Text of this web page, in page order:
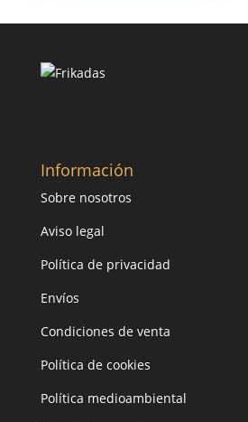
Información
Sobre nosotros
Aviso legal
Política de privacidad
Envíos
Condiciones de venta
Política de cookies
Política medioambiental